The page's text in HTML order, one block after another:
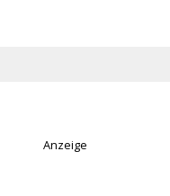
Anzeige